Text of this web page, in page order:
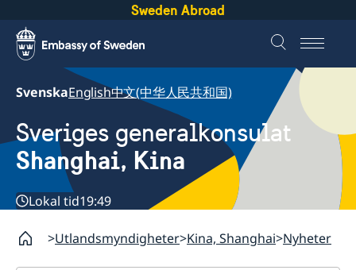
Sweden Abroad
SvenskaEnglish中文(中华人民共和国)
Sveriges generalkonsulat
Shanghai, Kina
Lokal tid19:49
Utlandsmyndigheter Kina, Shanghai Nyheter